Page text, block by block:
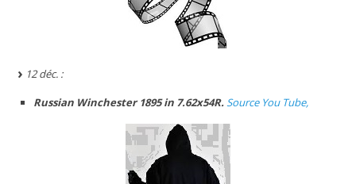
12 déc. :
Russian Winchester 1895 in 7.62x54R.Source You Tube,